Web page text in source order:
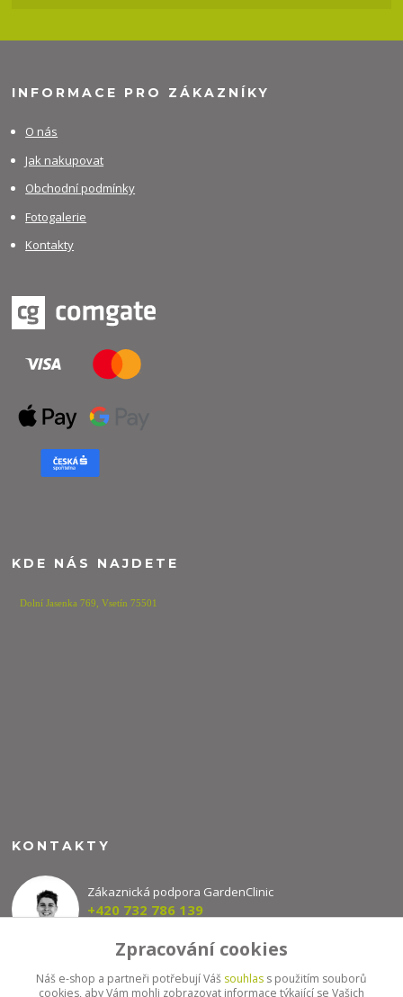
INFORMACE PRO ZÁKAZNÍKY
O nás
Jak nakupovat
Obchodní podmínky
Fotogalerie
Kontakty
KDE NÁS NAJDETE
Dolní Jasenka 769,Vsetín 75501
KONTAKTY
Zákaznická podpora GardenClinic
+420 732 786 139
info@gardenclinic.cz
Zpracování cookies
Náš e-shop a partneři potřebují Váš souhlas s použitím souborů
cookies, aby Vám mohli zobrazovat informace týkající se Vašich